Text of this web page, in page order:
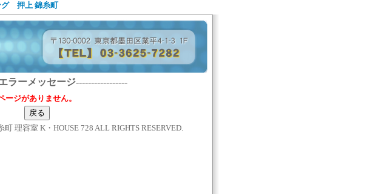
グ 押上 錦糸町
ラーメッセージ-----------------
ージがありません。
理容室 K・HOUSE 728 ALL RIGHTS RESERVED.